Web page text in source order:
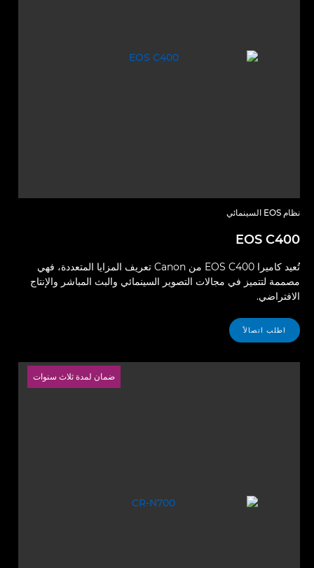
نظام EOS السينمائي
EOS C400
تُعيد كاميرا EOS C400 من Canon تعريف المزايا المتعددة، فهي
مصممة لتتميز في مجالات التصوير السينمائي والبث المباشر والإنتاج
الافتراضي.
اطلب اتصالاً
ضمان لمدة ثلاث سنوات